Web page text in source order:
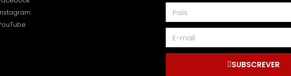
SUBSCREVER